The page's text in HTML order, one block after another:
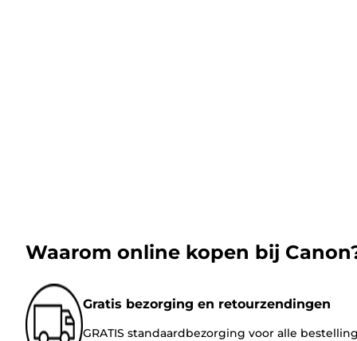
Waarom online kopen bij
Gratis bezorging en retourzendingen
GRATIS standaardbezorging voor alle